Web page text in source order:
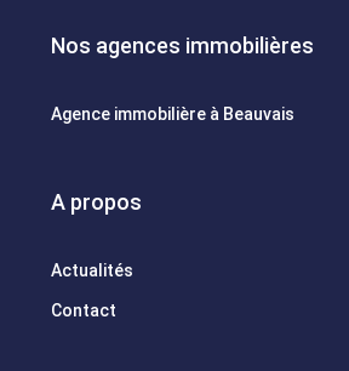
Nos agences immobilières
Agence immobilière à Beauvais
A propos
Actualités
Contact